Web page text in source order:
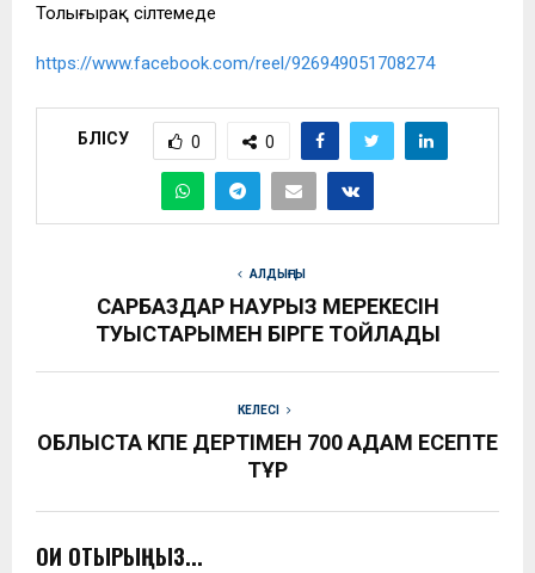
Толығырақ сілтемеде
https://www.facebook.com/reel/926949051708274
БӨЛІСУ 0 0
АЛДЫҢҒЫ
САРБАЗДАР НАУРЫЗ МЕРЕКЕСІН
ТУЫСТАРЫМЕН БІРГЕ ТОЙЛАДЫ
КЕЛЕСІ
ОБЛЫСТА ӨКПЕ ДЕРТІМЕН 700 АДАМ ЕСЕПТЕ
ТҰР
ОҚИ ОТЫРЫҢЫЗ...